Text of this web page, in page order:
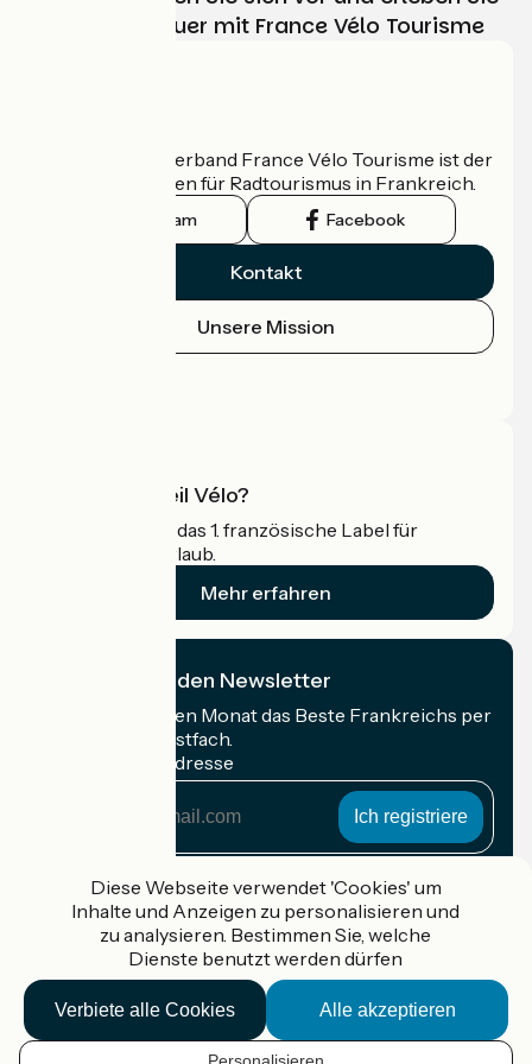
Ihr Radabenteuer mit France Vélo Tourisme
Der nationale Verband France Vélo Tourisme ist der
offizielle Leitfaden für Radtourismus in Frankreich.
Instagram Facebook
Kontakt
Unsere Mission
Was ist Accueil Vélo?
Accueil Vélo ist das 1. französische Label für
Radfahrer im Urlaub.
Mehr erfahren
Ich abonniere den Newsletter
Erhalten Sie jeden Monat das Beste Frankreichs per
Rad in Ihrem Postfach.
Meine E-Mail-Adresse
Adresse
Gefördert im Rahmen von Destination France
Accueil Vélo Pro
Kontakt
Diese Webseite verwendet 'Cookies' um
Inhalte und Anzeigen zu personalisieren und
zu analysieren. Bestimmen Sie, welche
Dienste benutzt werden dürfen
Alle akzeptieren
Verbiete alle Cookies